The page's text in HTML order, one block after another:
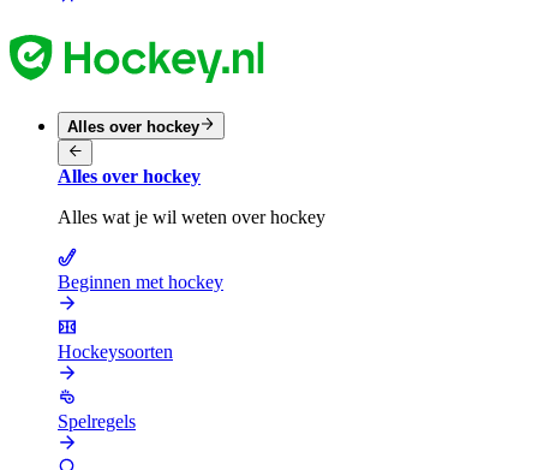
Alles over hockey
Alles over hockey
Alles wat je wil weten over hockey
Beginnen met hockey
Hockeysoorten
Spelregels